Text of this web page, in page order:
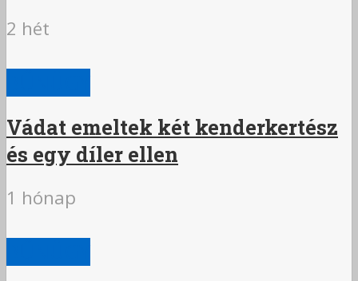
2 hét
Vádat emeltek két kenderkertész
és egy díler ellen
1 hónap